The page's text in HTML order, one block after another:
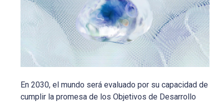
En 2030, el mundo será evaluado por su capacidad de
cumplir la promesa de los Objetivos de Desarrollo